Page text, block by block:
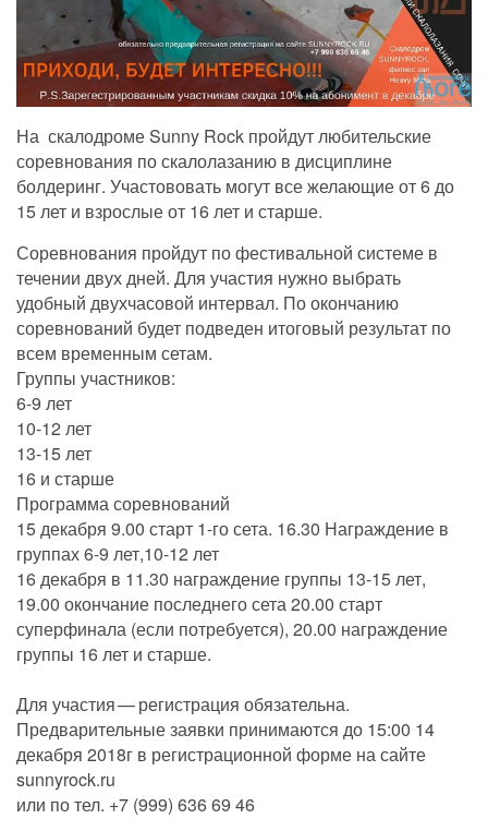
На скалодроме Sunny Rock пройдут любительские
соревнования по скалолазанию в дисциплине
болдеринг. Участововать могут все желающие от 6 до
15 лет и взрослые от 16 лет и старше.
Соревнования пройдут по фестивальной системе в
течении двух дней. Для участия нужно выбрать
удобный двухчасовой интервал. По окончанию
соревнований будет подведен итоговый результат по
всем временным сетам.
Группы участников:
6-9 лет
10-12 лет
13-15 лет
16 и старше
Программа соревнований
15 декабря 9.00 старт 1-го сета. 16.30 Награждение в
группах 6-9 лет,10-12 лет
16 декабря в 11.30 награждение группы 13-15 лет,
19.00 окончание последнего сета 20.00 старт
суперфинала (если потребуется), 20.00 награждение
группы 16 лет и старше.
Для участия — регистрация обязательна.
Предварительные заявки принимаются до 15:00 14
декабря 2018г в регистрационной форме на сайте
sunnyrock.ru
или по тел. +7 (999) 636 69 46